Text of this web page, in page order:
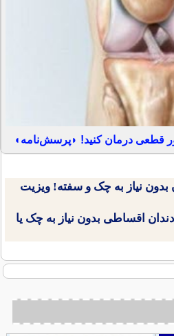
قطعی درمان کنید! ◗پرسش‌نامه◖
بدون نیاز به چک و سفته! ویزیت
دندان اقساطی بدون نیاز به چک یا